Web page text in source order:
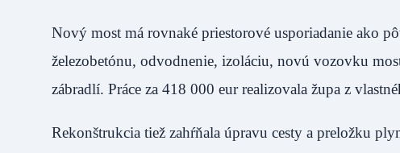
Nový most má rovnaké priestorové usporiadanie ako
železobetónu, odvodnenie, izoláciu, novú vozovku
zábradlí. Práce za 418 000 eur realizovala župa z
Rekonštrukcia tiež zahŕňala úpravu cesty a preložku